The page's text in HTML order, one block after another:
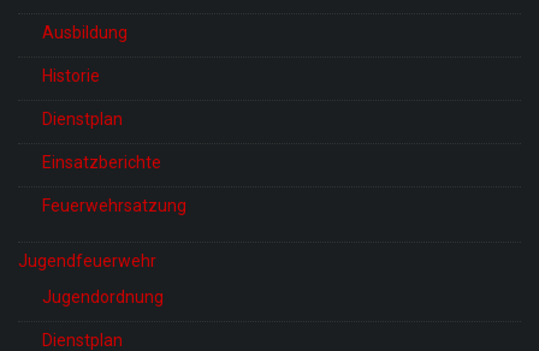
Ausbildung
Historie
Dienstplan
Einsatzberichte
Feuerwehrsatzung
Jugendfeuerwehr
Jugendordnung
Dienstplan